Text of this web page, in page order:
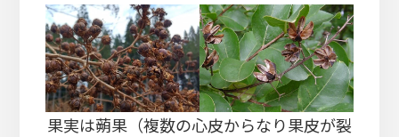
果実は蒴果（複数の心皮からなり果皮が裂